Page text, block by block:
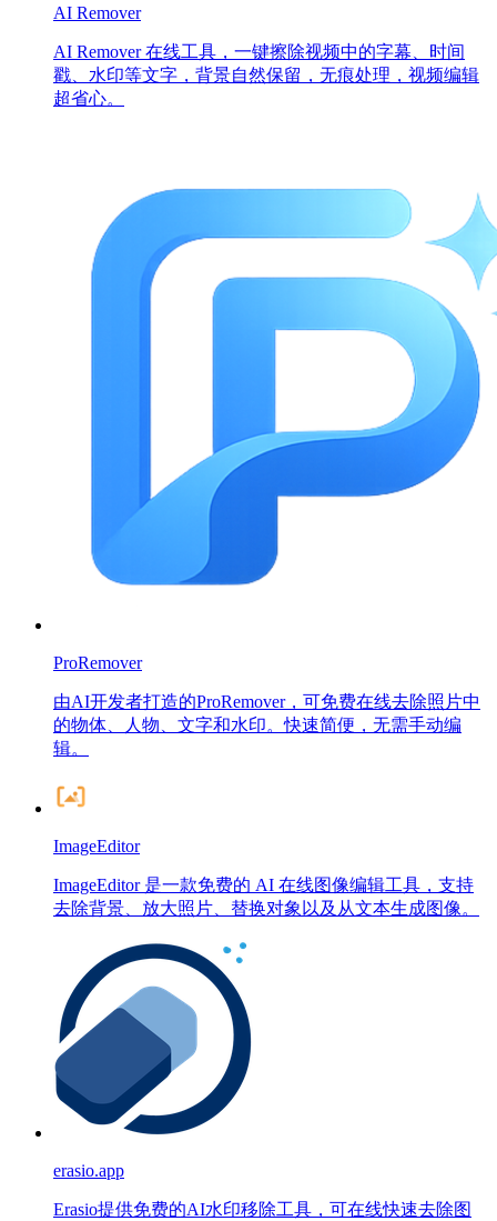
AI Remover
AI Remover 在线工具，一键擦除视频中的字幕、时间
戳、水印等文字，背景自然保留，无痕处理，视频编辑
超省心。
ProRemover
由AI开发者打造的ProRemover，可免费在线去除照片中
的物体、人物、文字和水印。快速简便，无需手动编
辑。
ImageEditor
ImageEditor 是一款免费的 AI 在线图像编辑工具，支持
去除背景、放大照片、替换对象以及从文本生成图像。
erasio.app
Erasio提供免费的AI水印移除工具，可在线快速去除图